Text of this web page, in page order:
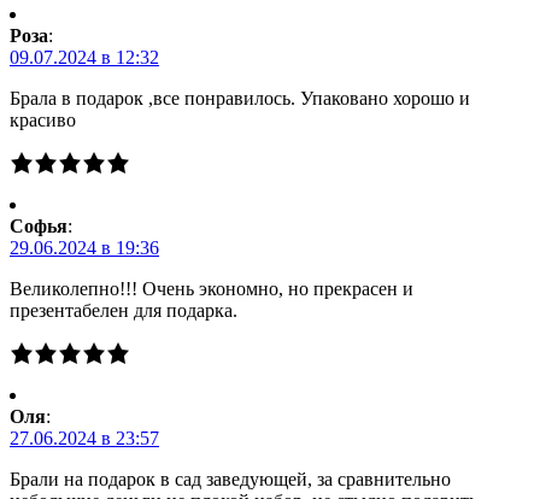
Роза:
09.07.2024 в 12:32
Брала в подарок ,все понравилось. Упаковано хорошо и
красиво
Софья:
29.06.2024 в 19:36
Великолепно!!! Очень экономно, но прекрасен и
презентабелен для подарка.
Оля:
27.06.2024 в 23:57
Брали на подарок в сад заведующей, за сравнительно